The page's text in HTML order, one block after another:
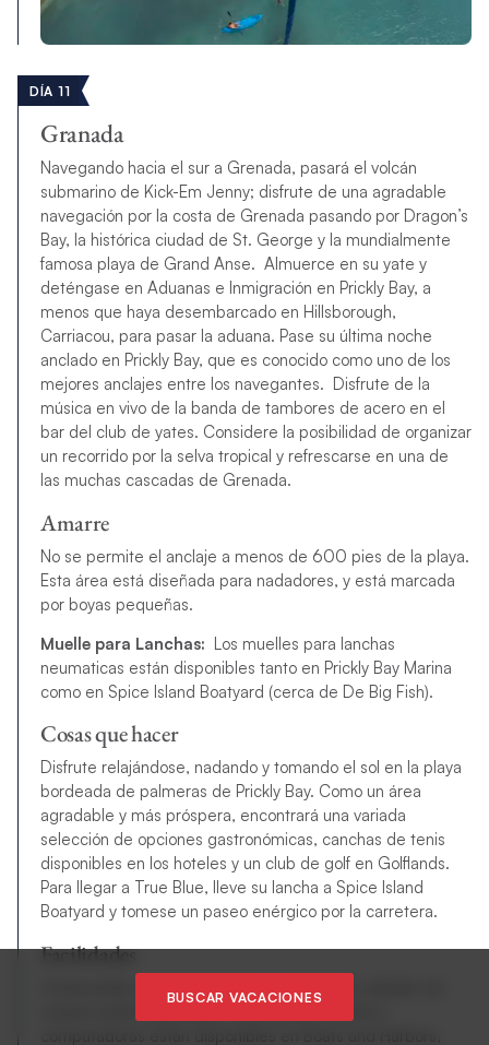
DÍA 11
Granada
Navegando hacia el sur a Grenada, pasará el volcán
submarino de Kick-Em Jenny; disfrute de una agradable
navegación por la costa de Grenada pasando por Dragon’s
Bay, la histórica ciudad de St. George y la mundialmente
famosa playa de Grand Anse. Almuerce en su yate y
deténgase en Aduanas e Inmigración en Prickly Bay, a
menos que haya desembarcado en Hillsborough,
Carriacou, para pasar la aduana. Pase su última noche
anclado en Prickly Bay, que es conocido como uno de los
mejores anclajes entre los navegantes. Disfrute de la
música en vivo de la banda de tambores de acero en el
bar del club de yates. Considere la posibilidad de organizar
un recorrido por la selva tropical y refrescarse en una de
las muchas cascadas de Grenada.
Amarre
No se permite el anclaje a menos de 600 pies de la playa.
Esta área está diseñada para nadadores, y está marcada
por boyas pequeñas.
Muelle para Lanchas: Los muelles para lanchas
neumaticas están disponibles tanto en Prickly Bay Marina
como en Spice Island Boatyard (cerca de De Big Fish).
Cosas que hacer
Disfrute relajándose, nadando y tomando el sol en la playa
bordeada de palmeras de Prickly Bay. Como un área
agradable y más próspera, encontrará una variada
selección de opciones gastronómicas, canchas de tenis
disponibles en los hoteles y un club de golf en Golflands.
Para llegar a True Blue, lleve su lancha a Spice Island
Boatyard y tomese un paseo enérgico por la carretera.
Facilidades
Combustible, agua, hielo, provisiones, taxis y alquiler de
BUSCAR VACACIONES